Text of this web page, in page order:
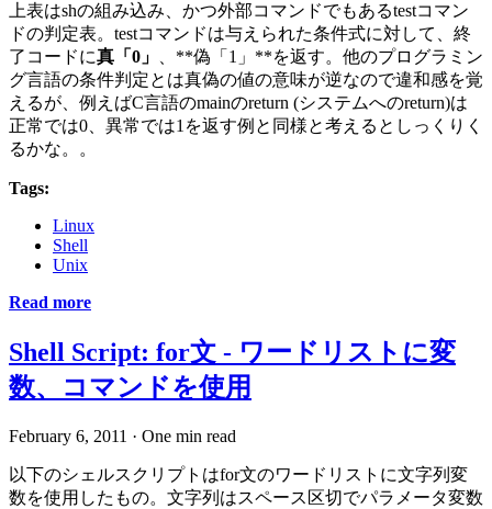
上表はshの組み込み、かつ外部コマンドでもあるtestコマン
ドの判定表。testコマンドは与えられた条件式に対して、終
了コードに真「0」
、**偽「1」**を返す。他のプログラミン
グ言語の条件判定とは真偽の値の意味が逆なので違和感を覚
えるが、例えばC言語のmainのreturn (システムへのreturn)は
正常では0、異常では1を返す例と同様と考えるとしっくりく
るかな。。
Tags:
Linux
Shell
Unix
Read more
Shell Script: for文 - ワードリストに変
数、コマンドを使用
February 6, 2011 · One min read
以下のシェルスクリプトはfor文のワードリストに文字列変
数を使用したもの。文字列はスペース区切でパラメータ変数